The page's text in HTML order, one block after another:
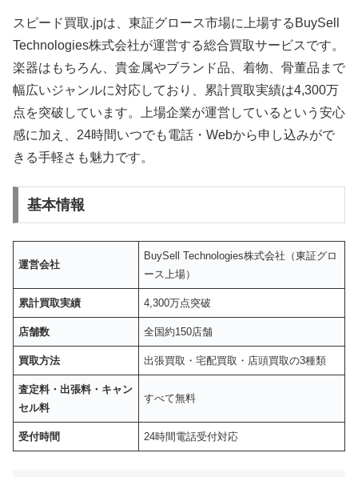
スピード買取.jpは、東証グロース市場に上場するBuySell
Technologies株式会社が運営する総合買取サービスです。
楽器はもちろん、貴金属やブランド品、着物、骨董品まで
幅広いジャンルに対応しており、累計買取実績は4,300万
点を突破しています。上場企業が運営しているという安心
感に加え、24時間いつでも電話・Webから申し込みがで
きる手軽さも魅力です。
基本情報
運営会社
BuySell Technologies株式会社（東証グロ
ース上場）
累計買取実績 4,300万点突破
店舗数 全国約150店舗
買取方法 出張買取・宅配買取・店頭買取の3種類
査定料・出張料・キャン
セル料
すべて無料
受付時間 24時間電話受付対応